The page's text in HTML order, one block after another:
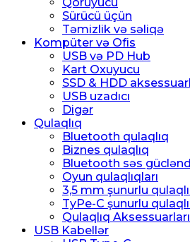
Sürücü üçün
Təmizlik və səliqə
Kompüter və Ofis
USB və PD Hub
Kart Oxuyucu
SSD & HDD
USB uzadıcı
Digər
Qulaqlıq
Bluetooth qulaqlıq
Biznes qulaqlıq
Bluetooth səs
Oyun qulaqlıqları
3,5 mm şunurlu
TyPe-C şunurlu
Qulaqlıq Aksessuarları
USB Kabellər